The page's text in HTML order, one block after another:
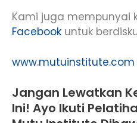
Kami juga mempunyai
Facebook untuk
www.mutuinstitute.com
Jangan Lewatkan
Ini! Ayo Ikuti